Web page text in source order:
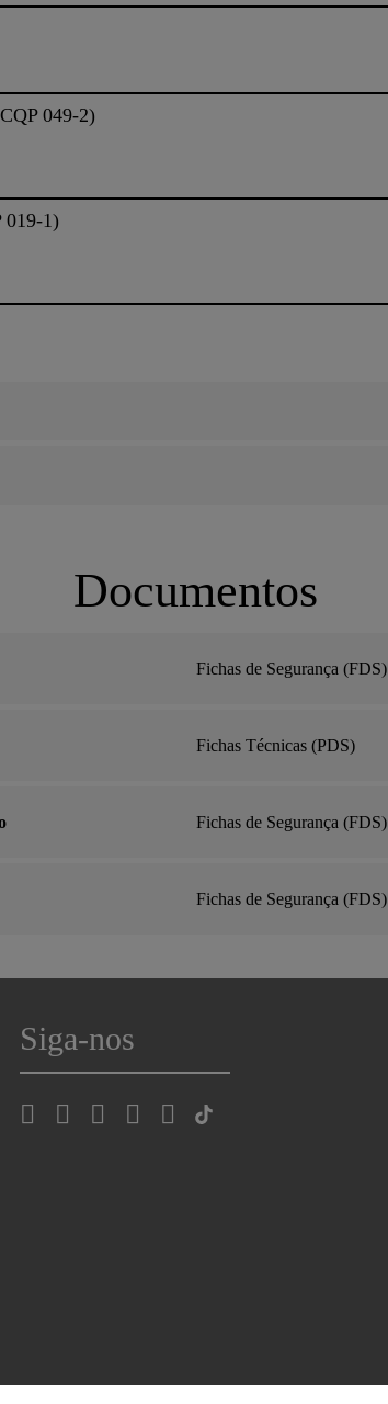
049-2)
1)
Documentos
Fichas de Segurança (FDS)
Fichas Técnicas (PDS)
Fichas de Segurança (FDS)
Fichas de Segurança (FDS)
Siga-nos